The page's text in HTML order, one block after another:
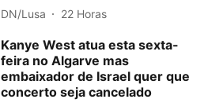
DN/Lusa 22 Horas
Kanye West atua esta sexta-
feira no Algarve mas
embaixador de Israel quer que
concerto seja cancelado